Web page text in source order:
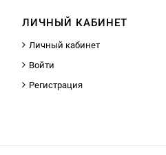
ЛИЧНЫЙ КАБИНЕТ
Личный кабинет
Войти
Регистрация